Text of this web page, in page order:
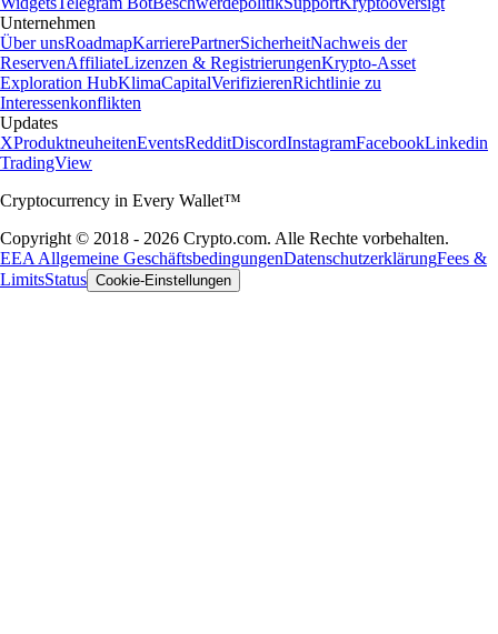
Unternehmen
Über unsRoadmapKarrierePartnerSicherheitNachweis der
ReservenAffiliateLizenzen & RegistrierungenKrypto-Asset
Exploration HubKlimaCapitalVerifizierenRichtlinie zu
Interessenkonflikten
Updates
XProduktneuheitenEventsRedditDiscordInstagramFacebookLinkedin
TradingView
Cryptocurrency in Every Wallet™
Copyright © 2018 - 2026 Crypto.com. Alle Rechte vorbehalten.
EEA Allgemeine GeschäftsbedingungenDatenschutzerklärungFees &
LimitsStatus Cookie-Einstellungen